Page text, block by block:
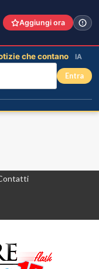
Aggiungi ora
che contano IA
Entra